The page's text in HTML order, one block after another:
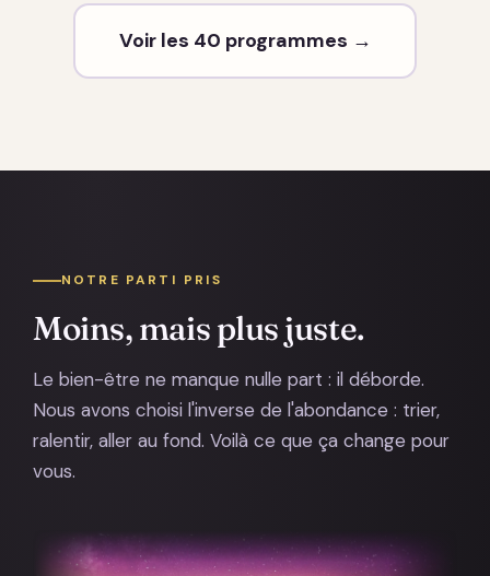
Voir les 40 programmes →
NOTRE PARTI PRIS
Moins, mais plus juste.
Le bien-être ne manque nulle part : il déborde.
Nous avons choisi l'inverse de l'abondance : trier,
ralentir, aller au fond. Voilà ce que ça change pour
vous.